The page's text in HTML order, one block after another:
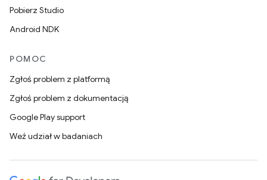
Pobierz Studio
Android NDK
POMOC
Zgłoś problem z platformą
Zgłoś problem z dokumentacją
Google Play support
Weź udział w badaniach